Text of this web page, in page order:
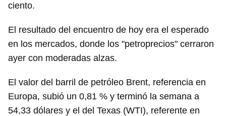
ciento.
El resultado del encuentro de hoy era el esperado
en los mercados, donde los "petroprecios" cerraron
ayer con moderadas alzas.
El valor del barril de petróleo Brent, referencia en
Europa, subió un 0,81 % y terminó la semana a
54,33 dólares y el del Texas (WTI), referente en